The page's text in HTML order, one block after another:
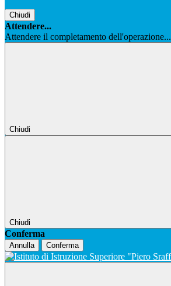
Chiudi
Attendere...
Attendere il completamento dell'operazione...
Chiudi
Chiudi
Conferma
Annulla Conferma